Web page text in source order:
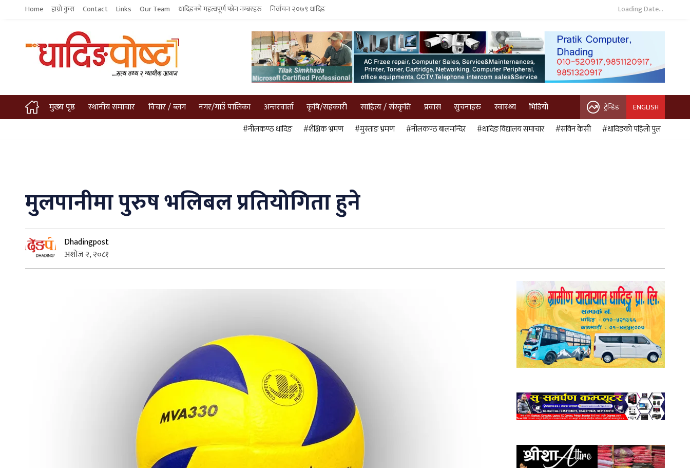
Home हाम्रो कुरा Contact Links Our Team धादिङको महत्वपूर्ण फोन नम्बरहरु निर्वाचन २०७९ धादिङ Loading Date...
मुख्य पृष्ठ स्थानीय समाचार विचार / ब्लग नगर/गाउँ पालिका अन्तरवार्ता कृषि/सहकारी साहित्य / संस्कृति प्रवास सुचनाहरु स्वास्थ्य भिडियो ट्रेन्डिङ ENGLISH
#नीलकण्ठ धादिङ #शैक्षिक भ्रमण #मुस्ताङ भ्रमण #नीलकण्ठ बालमन्दिर #धादिङ विद्यालय समाचार #सविन केसी #धादिङको पहिलो पुल
मुलपानीमा पुरुष भलिबल प्रतियोगिता हुने
Dhadingpost
अशोज २, २०८१